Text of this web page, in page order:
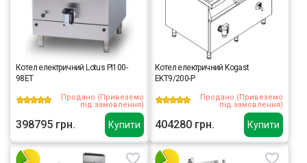
Купити
Котел електричний Lotus PI100-
98ET
Продано (Привеземо
під замовлення)
398795 грн. Купити
Котел електричний Kogast
EKT9/200-P
Продано (Привеземо
під замовлення)
404280 грн.